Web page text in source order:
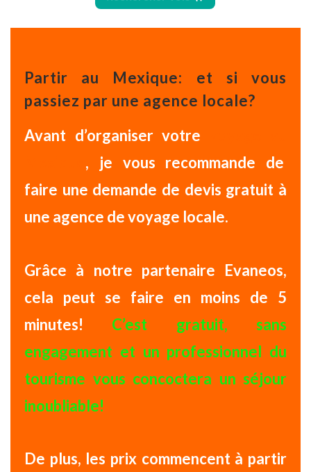
Partir au Mexique: et si vous
passiez par une agence locale?
Avant d’organiser votre
, je vous recommande de
faire une demande de devis gratuit à
une agence de voyage locale.
Grâce à notre partenaire Evaneos,
cela peut se faire en moins de 5
minutes! C’est gratuit, sans
engagement et un professionnel du
tourisme vous concoctera un séjour
inoubliable!
De plus, les prix commencent à partir